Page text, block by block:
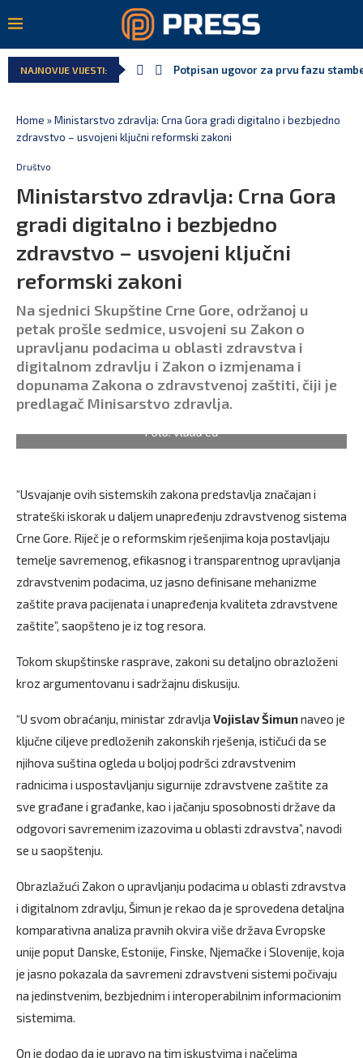
NAJNOVIJE VIJESTI: Potpisan ugovor za prvu fazu
Home »Ministarstvo zdravlja: Crna Gora gradi digitalno i bezbjedno
zdravstvo – usvojeni ključni reformski zakoni
Društvo
Ministarstvo zdravlja: Crna Gora
gradi digitalno i bezbjedno
zdravstvo – usvojeni ključni
reformski zakoni
Na sjednici Skupštine Crne Gore, održanoj u
petak prošle sedmice, usvojeni su Zakon o
upravljanu podacima u oblasti zdravstva i
digitalnom zdravlju i Zakon o izmjenama i
dopunama Zakona o zdravstvenoj zaštiti, čiji je
predlagač Minisarstvo zdravlja.
Foto: Vlada CG
“Usvajanje ovih sistemskih zakona predstavlja značajan i
strateški iskorak u daljem unapređenju zdravstvenog sistema
Crne Gore. Riječ je o reformskim rješenjima koja postavljaju
temelje savremenog, efikasnog i transparentnog upravljanja
zdravstvenim podacima, uz jasno definisane mehanizme
zaštite prava pacijenata i unapređenja kvaliteta zdravstvene
zaštite”, saopšteno je iz tog resora.
Tokom skupštinske rasprave, zakoni su detaljno obrazloženi
kroz argumentovanu i sadržajnu diskusiju.
“U svom obraćanju, ministar zdravlja Vojislav Šimunnaveo je
ključne ciljeve predloženih zakonskih rješenja, ističući da se
njihova suština ogleda u boljoj podršci zdravstvenim
radnicima i uspostavljanju sigurnije zdravstvene zaštite za
sve građane i građanke, kao i jačanju sposobnosti države da
odgovori savremenim izazovima u oblasti zdravstva”, navodi
se u saopštenju.
Obrazlažući Zakon o upravljanju podacima u oblasti zdravstva
i digitalnom zdravlju, Šimun je rekao da je sprovedena detaljna
komparativna analiza pravnih okvira više država Evropske
unije poput Danske, Estonije, Finske, Njemačke i Slovenije, koja
je jasno pokazala da savremeni zdravstveni sistemi počivaju
na jedinstvenim, bezbjednim i interoperabilnim informacionim
sistemima.
On je dodao da je upravo na tim iskustvima i načelima